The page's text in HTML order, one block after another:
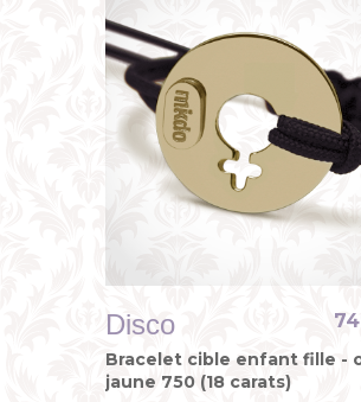
Disco
Bracelet cible enfant fille -
jaune 750 (18 carats)